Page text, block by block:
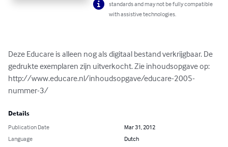
standards and may not be fully compatible
with assistive technologies.
Deze Educare is alleen nog als digitaal bestand verkrijgbaar. De
gedrukte exemplaren zijn uitverkocht. Zie inhoudsopgave op:
http://www.educare.nl/inhoudsopgave/educare-2005-
nummer-3/
Details
Publication Date
Mar 31, 2012
Language
Dutch